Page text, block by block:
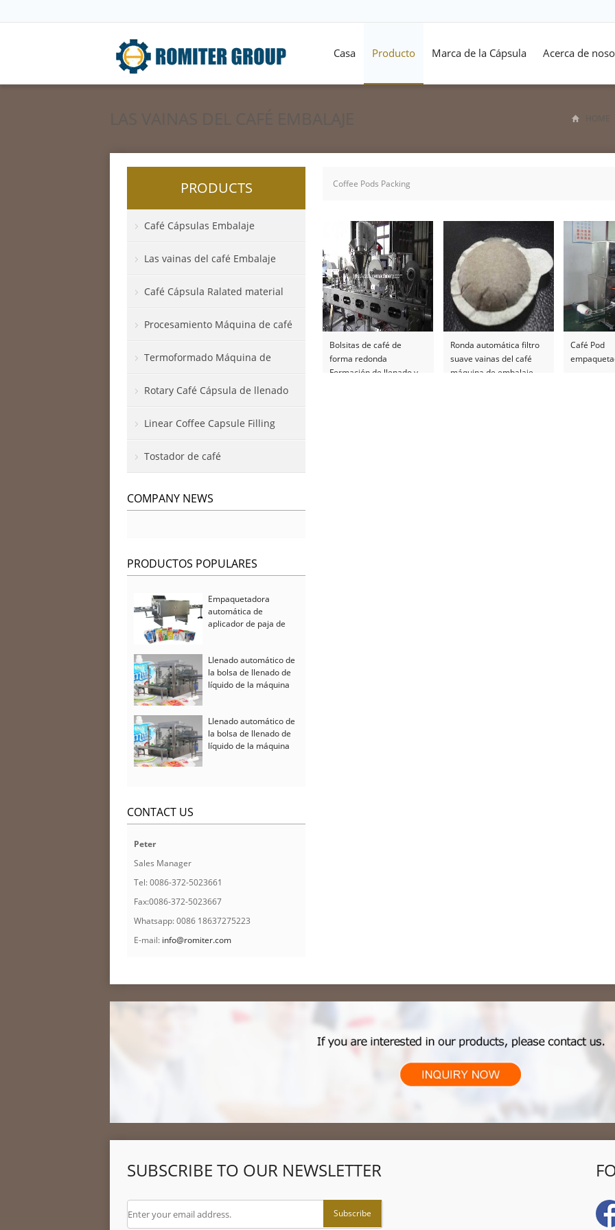
Casa Producto Marca de la Cápsula Acerca de
Coffee Pods Packing
Bolsitas de café de
forma redonda
Formación de llenado y
Ronda automática filtro
suave vainas del café
máquina de embalaje
Café Pod
PRODUCTS
Café Cápsulas Embalaje
Las vainas del café Embalaje
Café Cápsula Ralated material
Procesamiento Máquina de café
Termoformado Máquina de
embalaje
Rotary Café Cápsula de llenado
Linear Coffee Capsule Filling
Tostador de café
COMPANY NEWS
PRODUCTOS POPULARES
Empaquetadora
automática de
aplicador de paja de
Llenado automático de
la bolsa de llenado de
líquido de la máquina
Llenado automático de
la bolsa de llenado de
líquido de la máquina
CONTACT US
Peter
Sales Manager
Tel: 0086-372-5023661
Fax:0086-372-5023667
Whatsapp: 0086 18637275223
E-mail: info@romiter.com
SUBSCRIBE TO OUR NEWSLETTER